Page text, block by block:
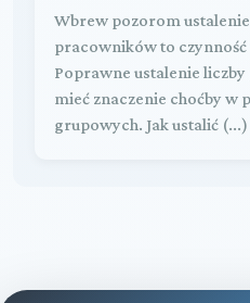
Wbrew pozorom
pracowników to czynność
Poprawne ustalenie
mieć znaczenie choćby w
grupowych. Jak ustalić (...)